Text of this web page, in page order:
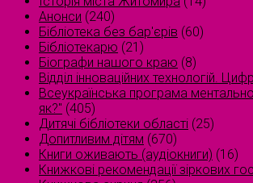
Анонси (240)
Бібліотека без бар'єрів (60)
Бібліотекарю (21)
Біографи нашого краю (8)
Відділ інноваційних технологій.
Всеукраїнська програма
як?" (405)
Дитячі бібліотеки області (25)
Допитливим дітям (670)
Книги оживають (аудіокниги) (16)
Книжкові рекомендації зіркових